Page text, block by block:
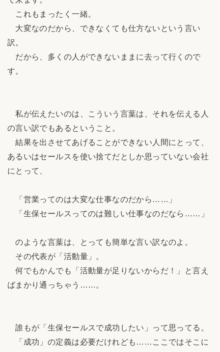
これもまったく一緒。
大変なのだから、できなくても仕方ないという言い
訳。
だから、多くの人ができないままに去って行くので
す。
私が伝えたいのは、こういう言葉は、それを伝える人
の言い訳でもあるということ。
結果を出させてあげることができない人間にとって、
あるいはセールスを使い捨てだとしか思っていない会社
にとって、
「営業ってのは大変な仕事なのだから……」
「生保セールスってのは難しい仕事なのだなら……」
のような言葉は、とっても簡単な言い訳なのよ。
その代表が「活動量」。
何でもかんでも「活動量が足りないからだ！」と言え
ばまかり通っちゃう……。
誰もが「生保セールスで成功したい」って思ってる。
「成功」の定義は必要だけれども……ここではそこに